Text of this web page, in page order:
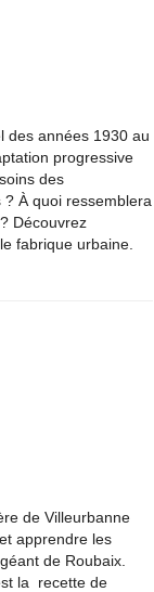
des années 1930 au
progressive
des
À quoi ressemblera
Découvrez
fabrique urbaine.
de Villeurbanne
apprendre les
de Roubaix.
la recette de